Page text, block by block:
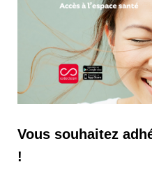
Vous souhaitez
!